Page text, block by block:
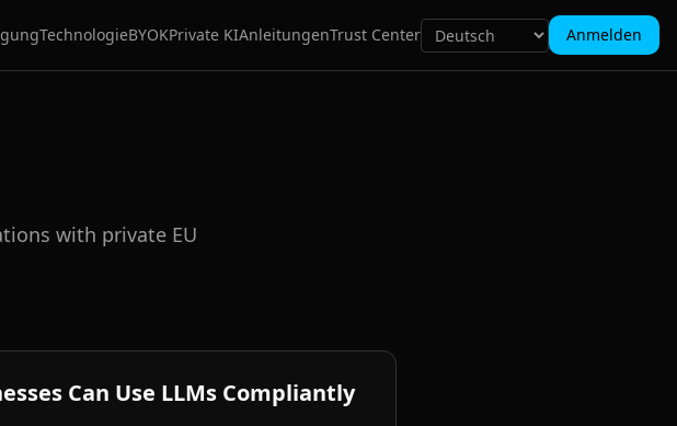
TechnologieBYOKPrivate KIAnleitungenTrust Center Anmelden
with private EU
Can Use LLMs Compliantly